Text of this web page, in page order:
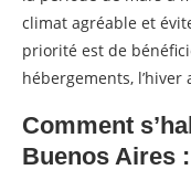
climat agréable et
priorité est de
hébergements,
Comment
Buenos Aires